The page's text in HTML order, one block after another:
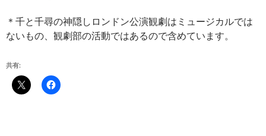
＊千と千尋の神隠しロンドン公演観劇はミュージカルでは
ないもの、観劇部の活動ではあるので含めています。
共有: